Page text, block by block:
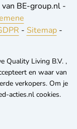
BE-group.nl -
- Sitemap-
Quality Living B.V. ,
en waar van
verkopers. Om je
acties.nl cookies.